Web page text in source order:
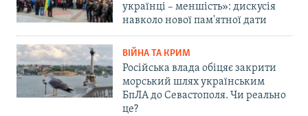
українці – меншість»: дискусія
навколо нової пам'ятної дати
ВІЙНА ТА КРИМ
Російська влада обіцяє закрити
морський шлях українським
БпЛА до Севастополя. Чи реально
це?